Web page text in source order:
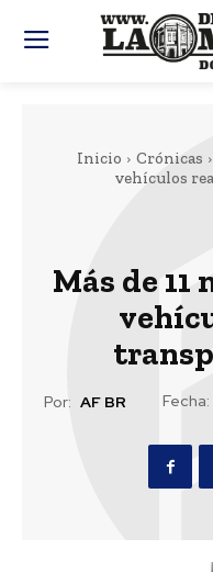
Inicio Crónicas
vehículos
Más de
Por: AF BR Fecha: